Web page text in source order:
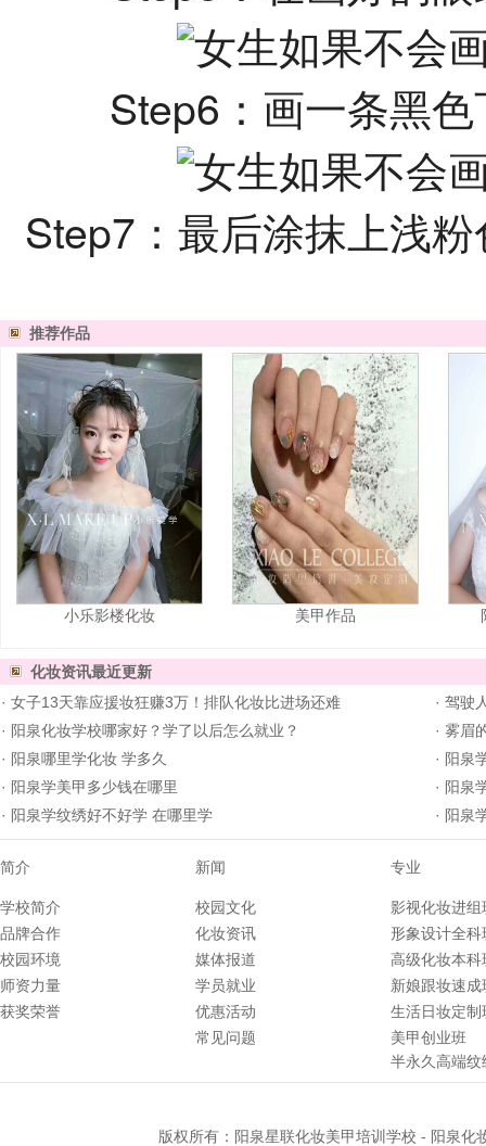
Step6：画一条黑
Step7：最后涂抹上浅
推荐作品
小乐影楼化妆 美甲作品
化妆资讯最近更新
· 女子13天靠应援妆狂赚3万！排队化妆比进场还难 · 驾驶
· 阳泉化妆学校哪家好？学了以后怎么就业？ · 雾眉
· 阳泉哪里学化妆 学多久 · 阳泉
· 阳泉学美甲多少钱在哪里 · 阳泉
· 阳泉学纹绣好不好学 在哪里学 · 阳泉
简介 新闻 专业
学校简介 校园文化
影视化妆进组
品牌合作
化妆资讯
形象设计全科
校园环境
媒体报道
高级化妆本科
师资力量
学员就业
新娘跟妆速成
获奖荣誉
优惠活动
生活日妆定制
常见问题
美甲创业班
半永久高端纹
版权所有： 阳泉星联化妆美甲培训学校 - 阳泉化